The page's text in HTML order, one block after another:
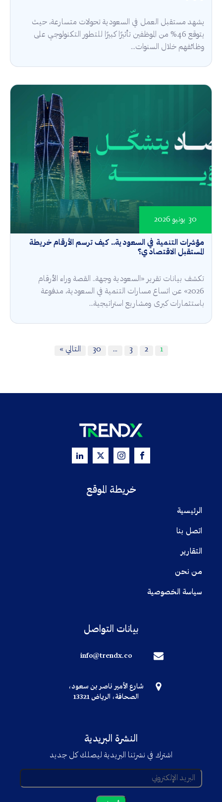
يشهد مستقبل العمل في السعودية تحولات متسارعة، حيث
يتوقع 46% من الموظفين تأثيرًا كبيرًا للتطور التكنولوجي على
وظائفهم خلال السنوات...
مؤشرات التنمية في السعودية.. كيف ترسم الأرقام خريطة
المستقبل الاقتصادي؟
30 يونيو 2026
تكشف بيانات تقرير «السعودية وجهة.. القصة وراء الأرقام
2026» عن اتساع مسارات التنمية في السعودية، مدفوعة
باستثمارات كبرى ومشاريع استراتيجية...
1
2
3
…
30 التالي »
خريطة الموقع
الرئيسية
اتصل بنا
التقارير
من نحن
سياسة الخصوصية
بيانات التواصل
info@trendx.co
شارع الأمير ناصر بن سعود،
الصحافة، الرياض 13321
النشرة البريدية
اشترك في نشرتنا البريدية ليصلك كل جديد